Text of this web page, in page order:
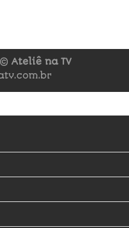
Ateliê na TV